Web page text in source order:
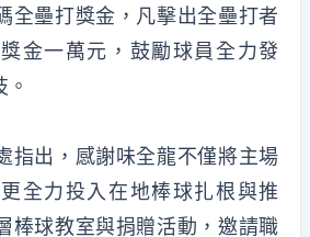
全壘打獎金，凡擊出全壘打者
金一萬元，鼓勵球員全力發
指出，感謝味全龍不僅將主場
全力投入在地棒球扎根與推
棒球教室與捐贈活動，邀請職